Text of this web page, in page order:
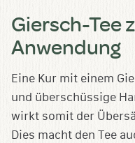
Giersch-Tee
Anwendung
Eine Kur mit einem
und überschüssige
wirkt somit der
Dies macht den Tee